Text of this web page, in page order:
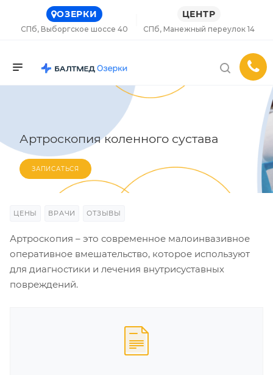
ОЗЕРКИ
СПб, Выборгское шоссе 40
ЦЕНТР
СПб, Манежный переулок 14
Артроскопия коленного сустава
ЗАПИСАТЬСЯ
ЦЕНЫ ВРАЧИ ОТЗЫВЫ
Артроскопия – это современное малоинвазивное
оперативное вмешательство, которое используют
для диагностики и лечения внутрисуставных
повреждений.